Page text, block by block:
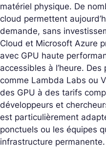
matériel physique. De
cloud permettent
demande, sans
Cloud et Microsoft Azure
avec GPU haute
accessibles à l’heure.
comme Lambda Labs ou
des GPU à des tarifs
développeurs et
est particulièrement
ponctuels ou les équipes
infrastructure permanente.